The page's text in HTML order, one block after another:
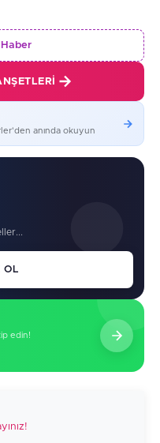
Haber
anında okuyun
OL
edin!